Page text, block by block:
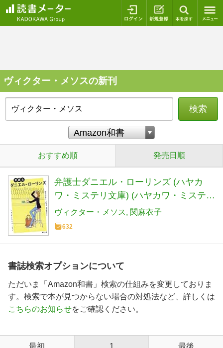
ログイン 新規登録
ヴィクター・メソスの新刊
検索
おすすめ順 発売日順
弁護士ダニエル・ローリンズ (ハヤカ
ワ・ミステリ文庫) (ハヤカワ・ミステリ
文庫 メ 7-1)
ヴィクター・メソス 関麻衣子
632
書誌検索オプションについて
ただいま「Amazon和書」検索の仕組みを変更しておりま
す。検索で本が見つからない場合の対処法など、詳しくは
こちらのお知らせをご確認ください。
最初 1 最後